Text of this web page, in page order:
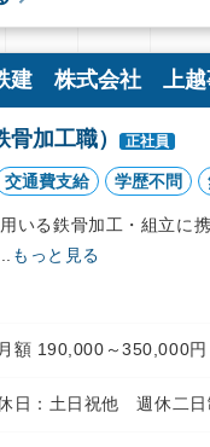
建 株式会社 上越
加工職） 正社員
交通費支給 学歴不問
いる鉄骨加工・組立に
もっと見る
月額 190,000～350,000
日：土日祝他 週休二